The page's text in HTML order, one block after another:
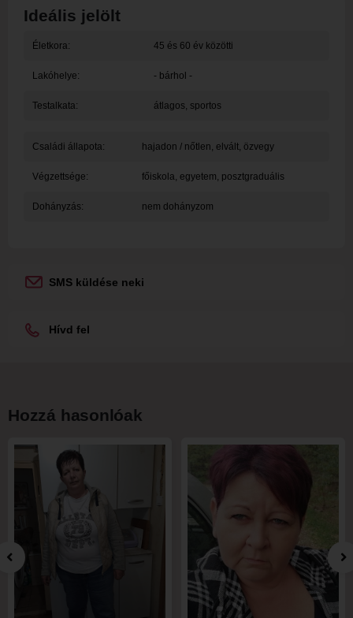
Ideális jelölt
Életkora: 45 és 60 év közötti
Lakóhelye: - bárhol -
Testalkata: átlagos, sportos
Családi állapota: hajadon / nőtlen, elvált, özvegy
Végzettsége: főiskola, egyetem, posztgraduális
Dohányzás: nem dohányzom
SMS küldése neki
Hívd fel
Hozzá hasonlóak